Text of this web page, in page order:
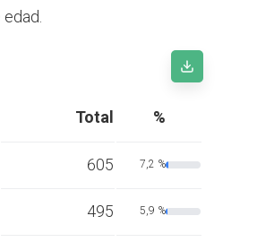
Total %
605 7,2 %
495 5,9 %